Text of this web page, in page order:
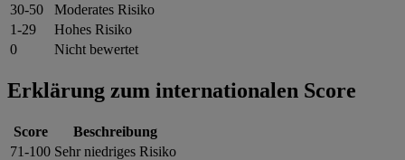
30-50
Moderates Risiko
1-29
Hohes Risiko
0
Nicht bewertet
Erklärung zum internationalen Score
Score
Beschreibung
71-100 Sehr niedriges Risiko